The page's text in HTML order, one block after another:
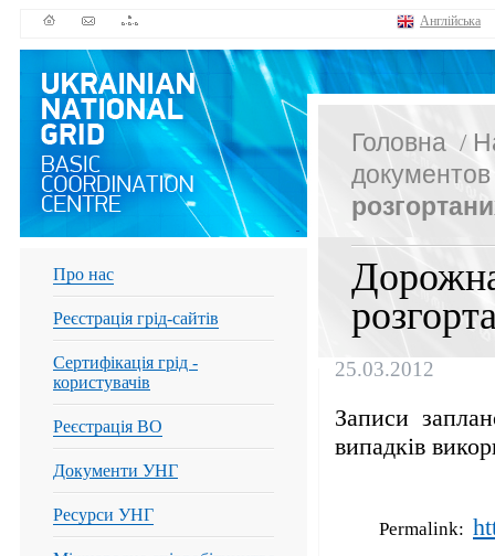
Англійська
Про нас
Реєстрація грід-сайтів
Сертифікація грід -
користувачів
Реєстрація ВО
Документи УНГ
Ресурси УНГ
Головна /
документов
25.03.2012
Записи
випадків
Permalink: